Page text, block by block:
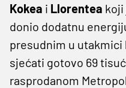
Kokea i Llorentea
donio dodatnu
presudnim u utakmici
sjećati gotovo 69
rasprodanom